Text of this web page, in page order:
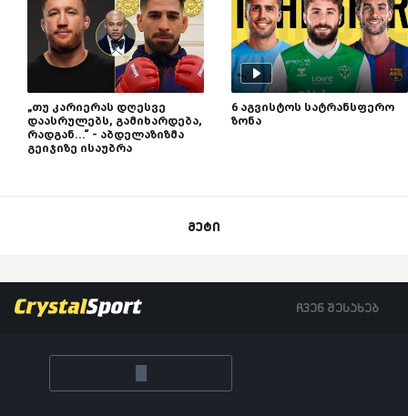
„თუ კარიერას დღესვე
დაასრულებს, გამიხარდება,
რადგან...“ - აბდელაზიზმა
გეიჯიზე ისაუბრა
6 აგვისტოს სატრანსფერო
ზონა
მეტი
ჩვენ შესახებ